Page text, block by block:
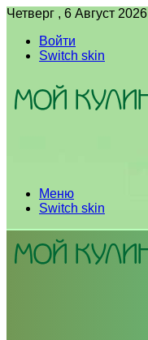
Четверг , 6 Август 2026
Войти
Switch skin
Меню
Switch skin